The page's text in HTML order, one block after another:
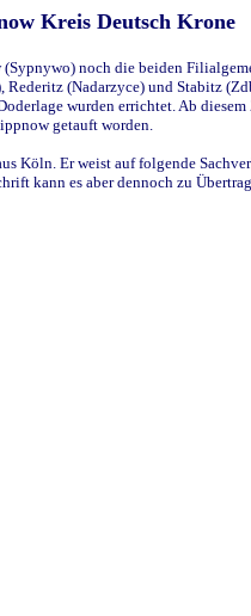
Kreis Deutsch Krone
noch die beiden
(Nadarzyce) und Stabitz
wurden errichtet. Ab
getauft worden.
Köln. Er weist auf folgende
kann es aber dennoch zu